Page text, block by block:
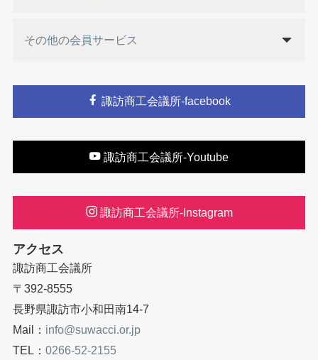
その他の会員サービス
諏訪商工会議所-facebook
諏訪商工会議所-Youtube
諏訪商工会議所-Instagram
アクセス
諏訪商工会議所
〒392-8555
長野県諏訪市小和田南14-7
Mail： info@suwacci.or.jp
TEL： 0266-52-2155